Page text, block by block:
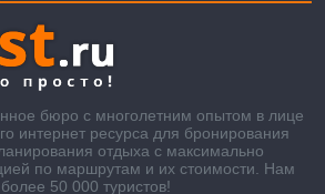
бюро с многолетним опытом в лице
интернет ресурса для бронирования
отдыха с максимально
по маршрутам и их стоимости. Нам
50 000 туристов!